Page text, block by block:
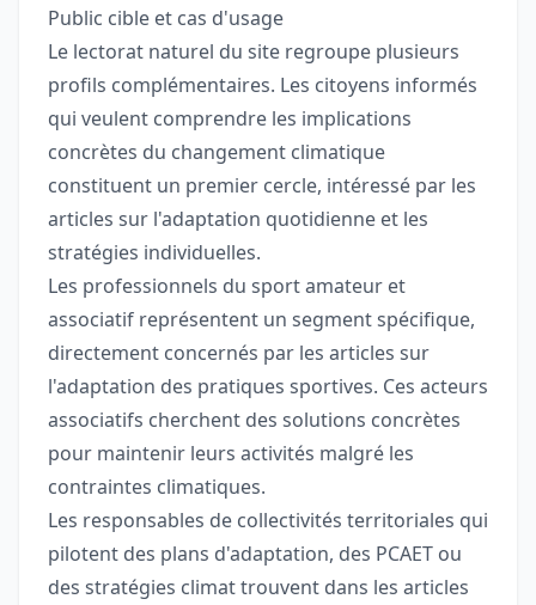
Public cible et cas d'usage
Le lectorat naturel du site regroupe plusieurs
profils complémentaires. Les citoyens informés
qui veulent comprendre les implications
concrètes du changement climatique
constituent un premier cercle, intéressé par les
articles sur l'adaptation quotidienne et les
stratégies individuelles.
Les professionnels du sport amateur et
associatif représentent un segment spécifique,
directement concernés par les articles sur
l'adaptation des pratiques sportives. Ces acteurs
associatifs cherchent des solutions concrètes
pour maintenir leurs activités malgré les
contraintes climatiques.
Les responsables de collectivités territoriales qui
pilotent des plans d'adaptation, des PCAET ou
des stratégies climat trouvent dans les articles